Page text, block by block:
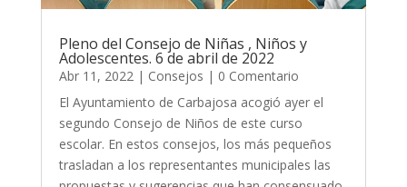
Pleno del Consejo de Niñas , Niños y
Adolescentes. 6 de abril de 2022
Abr 11, 2022| Consejos | 0 Comentario
El Ayuntamiento de Carbajosa acogió ayer el
segundo Consejo de Niños de este curso
escolar. En estos consejos, los más pequeños
trasladan a los representantes municipales las